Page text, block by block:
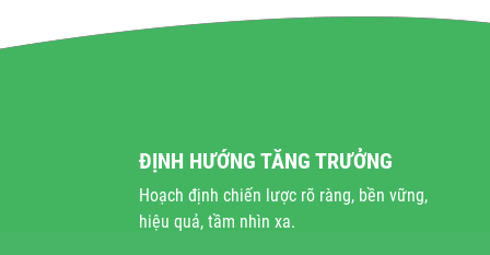
ĐỊNH HƯỚNG TĂNG TRƯỞNG
Hoạch định chiến lược rõ ràng, bền vững,
hiệu quả, tầm nhìn xa.